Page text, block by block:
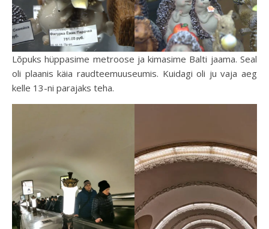
Lõpuks hüppasime metroose ja kimasime Balti jaama. Seal
oli plaanis käia raudteemuuseumis. Kuidagi oli ju vaja aeg
kelle 13-ni parajaks teha.